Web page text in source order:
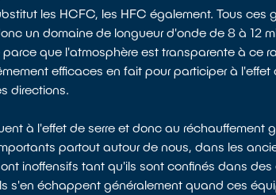
les HCFC, les HFC également. Tous
un domaine de longueur d'onde de 8 à 12
parce que l'atmosphère est transparente à ce
efficaces en fait pour participer à
directions.
à l'effet de serre et donc au
partout autour de nous, dans les
inoffensifs tant qu'ils sont confinés dans
s'en échappent généralement quand ces